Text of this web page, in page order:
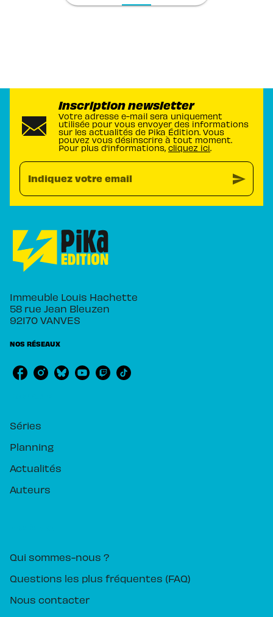
Inscription newsletter
Votre adresse e-mail sera uniquement
utilisée pour vous envoyer des informations
sur les actualités de Pika Édition. Vous
pouvez vous désinscrire à tout moment.
Pour plus d’informations, cliquez ici.
Indiquez votre email send
Immeuble Louis Hachette
58 rue Jean Bleuzen
92170 VANVES
NOS RÉSEAUX
Séries
Planning
Actualités
Auteurs
Qui sommes-nous ?
Questions les plus fréquentes (FAQ)
Nous contacter